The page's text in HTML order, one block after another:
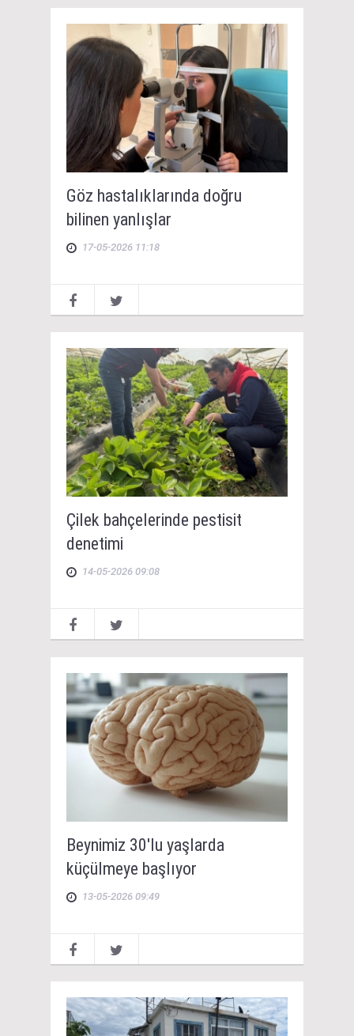
Göz hastalıklarında doğru
bilinen yanlışlar
17-05-2026 11:18
Çilek bahçelerinde pestisit
denetimi
14-05-2026 09:08
Beynimiz 30'lu yaşlarda
küçülmeye başlıyor
13-05-2026 09:49